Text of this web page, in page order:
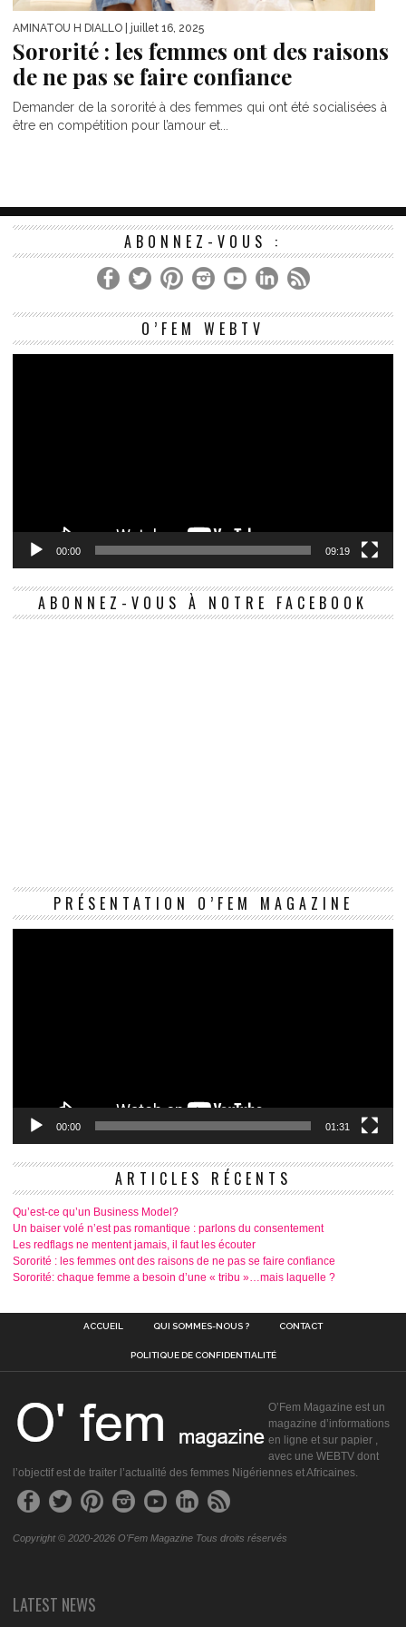
AMINATOU H DIALLO | juillet 16, 2025
Sororité : les femmes ont des raisons
de ne pas se faire confiance
Demander de la sororité à des femmes qui ont été socialisées à
être en compétition pour l’amour et...
ABONNEZ-VOUS :
O’FEM WEBTV
00:00 09:19
ABONNEZ-VOUS À NOTRE FACEBOOK
PRÉSENTATION O’FEM MAGAZINE
00:00 01:31
ARTICLES RÉCENTS
Qu’est-ce qu’un Business Model?
Un baiser volé n’est pas romantique : parlons du consentement
Les redflags ne mentent jamais, il faut les écouter
Sororité : les femmes ont des raisons de ne pas se faire confiance
Sororité: chaque femme a besoin d’une « tribu »…mais laquelle ?
ACCUEIL QUI SOMMES-NOUS ? CONTACT
POLITIQUE DE CONFIDENTIALITÉ
O’Fem Magazine est un
magazine d’informations
en ligne et sur papier ,
avec une WEBTV dont
l’objectif est de traiter l’actualité des femmes Nigériennes et Africaines.
Copyright © 2020-2026 O'Fem Magazine Tous droits réservés
LATEST NEWS